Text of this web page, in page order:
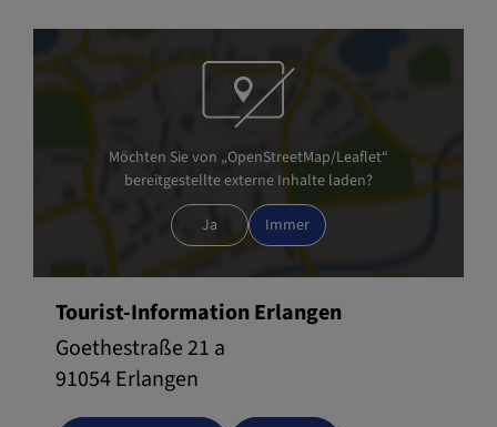
Möchten Sie von „OpenStreetMap/Leaflet“
bereitgestellte externe Inhalte laden?
Ja
Immer
Tourist-Information Erlangen
Goethestraße 21 a
91054 Erlangen